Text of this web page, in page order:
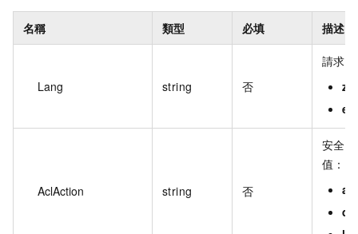
名稱 類型 必填 描述
Lang string 否
請求
zh
en
AclAction string 否
安全
值：